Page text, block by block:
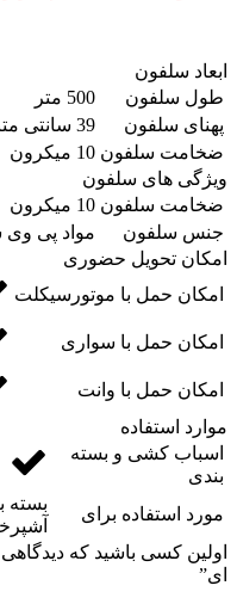
ابعاد سلفون
طول سلفون
500 متر
پهنای سلفون
39 سانتی متر
ضخامت سلفون 10 میکرون
ویژگی های سلفون
ضخامت سلفون 10 میکرون
جنس سلفون
مواد پی
امکان تحویل حضوری
امکان حمل با موتورسیکلت
امکان حمل با سواری
امکان حمل با وانت
موارد استفاده
اسباب کشی و بسته
بندی
مورد استفاده برای
بسته
ای”